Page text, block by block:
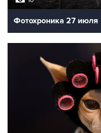
Фотохроника 27 июля